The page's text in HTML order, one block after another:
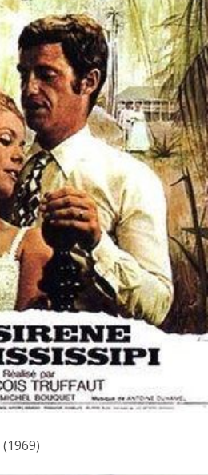
(1969)